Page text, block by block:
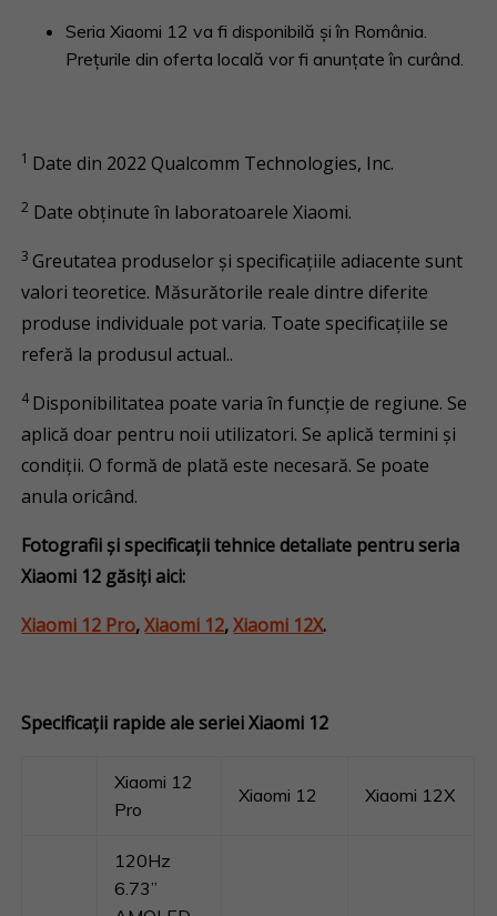
Seria Xiaomi 12 va fi disponibilă și în România.
Prețurile din oferta locală vor fi anunțate în curând.
1 Date din 2022 Qualcomm Technologies, Inc.
2 Date obținute în laboratoarele Xiaomi.
3 Greutatea produselor și specificațiile adiacente sunt
valori teoretice. Măsurătorile reale dintre diferite
produse individuale pot varia. Toate specificațiile se
referă la produsul actual..
4 Disponibilitatea poate varia în funcție de regiune. Se
aplică doar pentru noii utilizatori. Se aplică termini și
condiții. O formă de plată este necesară. Se poate
anula oricând.
Fotografii și specificații tehnice detaliate pentru seria
Xiaomi 12 găsiți aici:
Xiaomi 12 Pro,Xiaomi 12,Xiaomi 12X.
Specificații rapide ale seriei Xiaomi 12
Xiaomi 12
Pro
Xiaomi 12 Xiaomi 12X
120Hz
6.73”